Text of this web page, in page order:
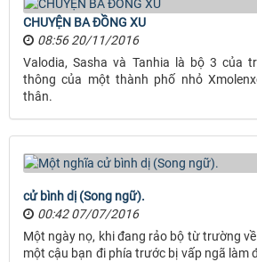
CHUYỆN BA ĐỒNG XU
08:56 20/11/2016
Valodia, Sasha và Tanhia là bộ 3 của
thông của một thành phố nhỏ
thân.
cử bình dị (Song ngữ).
00:42 07/07/2016
Một ngày nọ, khi đang rảo bộ từ trường
một cậu bạn đi phía trước bị vấp ngã làm